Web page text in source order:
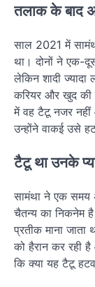
तलाक के बाद
साल 2021 में
था। दोनों ने एक-
लेकिन शादी
करियर और खुद की
में वह टैटू नजर
उन्होंने वाकई उसे
टैटू था उनके
सामंथा ने एक समय
चैतन्य का निकनेम
प्रतीक माना
को हैरान कर रही
कि क्या यह टैटू